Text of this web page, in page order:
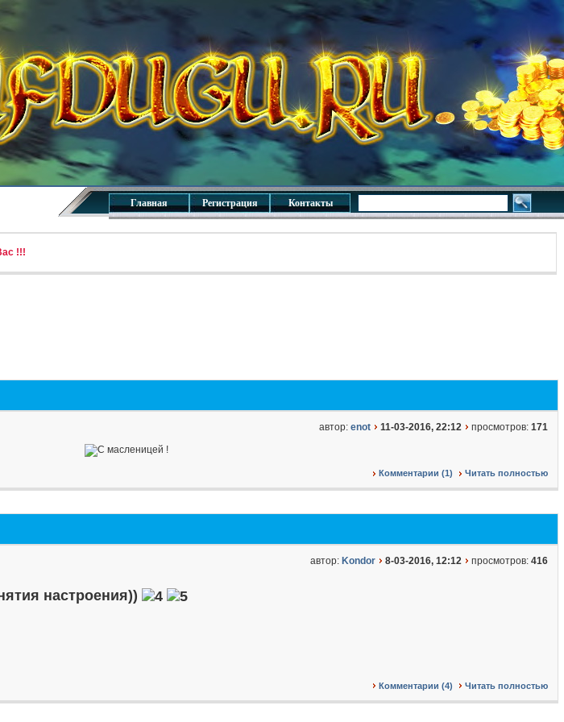
Главная Регистрация Контакты
!!!
автор: enot 11-03-2016, 22:12 просмотров: 171
Комментарии (1) Читать полностью
автор: Kondor 8-03-2016, 12:12 просмотров: 416
настроения))
Комментарии (4) Читать полностью